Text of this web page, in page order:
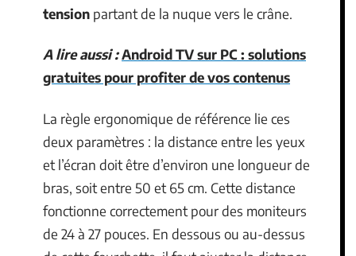
tension partant de la nuque vers le crâne.
A lire aussi :Android TV sur PC : solutions
gratuites pour profiter de vos contenus
La règle ergonomique de référence lie ces
deux paramètres : la distance entre les yeux
et l’écran doit être d’environ une longueur de
bras, soit entre 50 et 65 cm. Cette distance
fonctionne correctement pour des moniteurs
de 24 à 27 pouces. En dessous ou au-dessus